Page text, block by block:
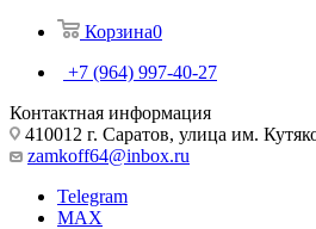
Корзина0
+7 (964) 997-40-27
Контактная информация
410012 г. Саратов, улица им.
zamkoff64@inbox.ru
Telegram
MAX